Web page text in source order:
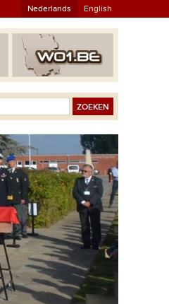
Nederlands English